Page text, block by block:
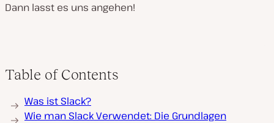
Dann lasst es uns angehen!
Table of Contents
Was ist Slack?
Wie man Slack Verwendet: Die Grundlagen